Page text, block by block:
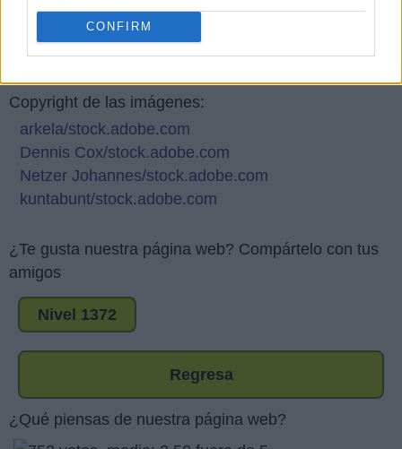
CONFIRM
Responder:CABRA
Copyright de las imágenes:
arkela/stock.adobe.com
Dennis Cox/stock.adobe.com
Netzer Johannes/stock.adobe.com
kuntabunt/stock.adobe.com
¿Te gusta nuestra página web? Compártelo con tus
amigos
Nivel 1372
Regresa
¿Qué piensas de nuestra página web?